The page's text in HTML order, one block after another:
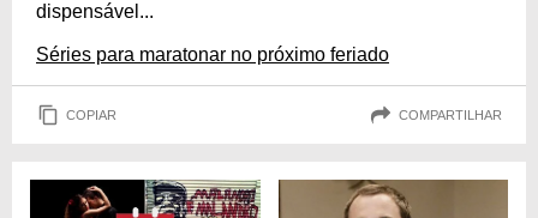
dispensável...
Séries para maratonar no próximo feriado
COPIAR COMPARTILHAR